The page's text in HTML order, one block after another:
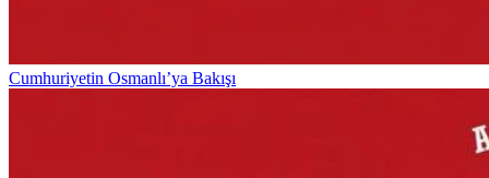
Cumhuriyetin Osmanlı’ya Bakışı